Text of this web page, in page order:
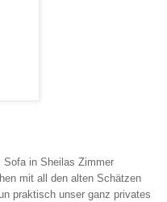
in Sheilas Zimmer
mit all den alten Schätzen
praktisch unser ganz privates